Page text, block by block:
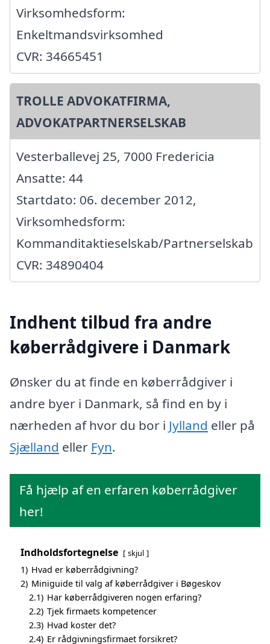
Virksomhedsform:
Enkeltmandsvirksomhed
CVR: 34665451
TROLLE ADVOKATFIRMA,
ADVOKATPARTNERSELSKAB
Vesterballevej 25, 7000 Fredericia
Ansatte: 44
Startdato: 06. december 2012,
Virksomhedsform:
Kommanditaktieselskab/Partnerselskab
CVR: 34890404
Indhent tilbud fra andre
køberrådgivere i Danmark
Ønsker du at finde en køberrådgiver i
andre byer i Danmark, så find en by i
nærheden af hvor du bor i Jylland eller på
Sjælland eller Fyn.
Få hjælp af en erfaren køberrådgiver
her!
Indholdsfortegnelse skjul
1) Hvad er køberrådgivning?
2) Miniguide til valg af køberrådgiver i Bøgeskov
2.1) Har køberrådgiveren nogen erfaring?
2.2) Tjek firmaets kompetencer
2.3) Hvad koster det?
2.4) Er rådgivningsfirmaet forsikret?